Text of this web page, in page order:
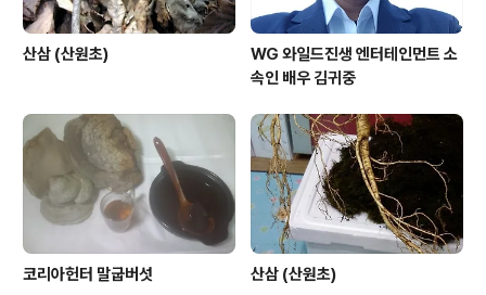
산삼 (산원초)
WG 와일드진생 엔터테인먼트 소
속인 배우 김귀중
코리아헌터 말굽버섯 산삼 (산원초)